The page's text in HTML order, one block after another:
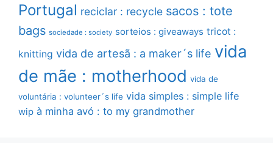
Portugal reciclar : recycle sacos : tote
bags sociedade : society sorteios : giveaways tricot :
knitting vida de artesã : a maker´s life vida
de mãe : motherhood vida de
voluntária : volunteer´s life vida simples : simple life
wip à minha avó : to my grandmother